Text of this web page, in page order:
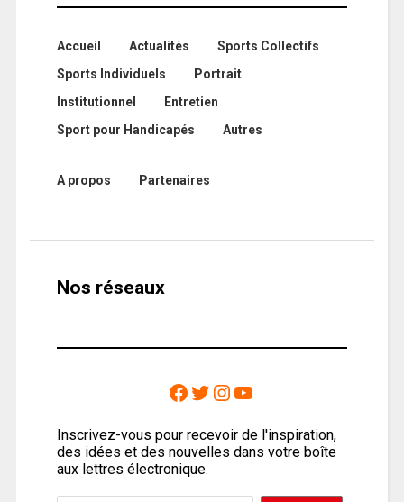
Accueil Actualités
Sports Collectifs
Sports Individuels
Portrait
Institutionnel
Entretien
Sport pour Handicapés
Autres
A propos Partenaires
Nos réseaux
Inscrivez-vous pour recevoir de l'inspiration,
des idées et des nouvelles dans votre boîte
aux lettres électronique.